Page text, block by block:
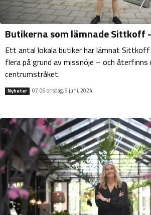
Butikerna som lämnade Sittkoff
Ett antal lokala butiker har lämnat Sittkoff
flera på grund av missnöje – och återfinns
centrumstråket.
Nyheter 07:06 onsdag, 5 juni, 2024